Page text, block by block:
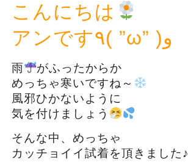
こんにちは
アンです٩( ”ω” )و
雨
がふったからか
めっちゃ寒いですね～
風邪ひかないように
気を付けましょう
そんな中、めっちゃ
カッチョイイ試着を頂きました♪